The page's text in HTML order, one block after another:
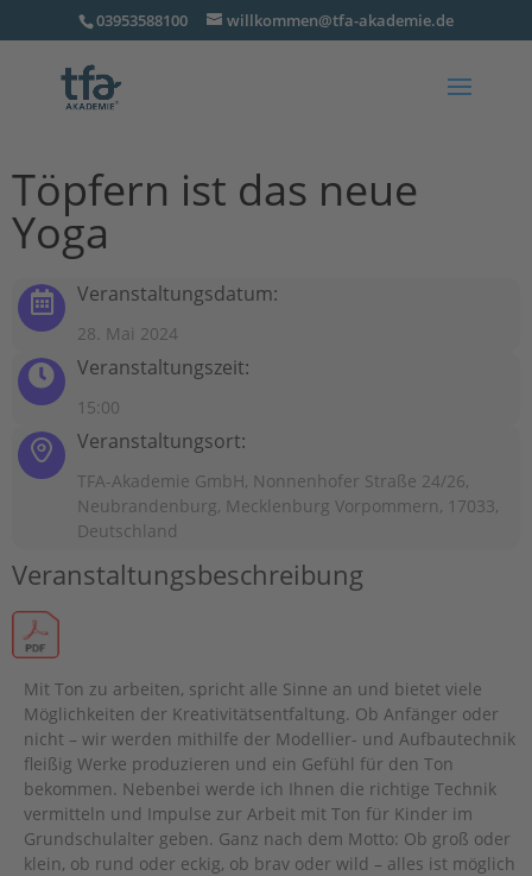
03953588100 willkommen@tfa-akademie.de
Töpfern ist das neue
Yoga
Veranstaltungsdatum:
28. Mai 2024
Veranstaltungszeit:
15:00
Veranstaltungsort:
TFA-Akademie GmbH, Nonnenhofer Straße 24/26,
Neubrandenburg, Mecklenburg Vorpommern, 17033,
Deutschland
Veranstaltungsbeschreibung
Mit Ton zu arbeiten, spricht alle Sinne an und bietet viele
Möglichkeiten der Kreativitätsentfaltung. Ob Anfänger oder
nicht – wir werden mithilfe der Modellier- und Aufbautechnik
fleißig Werke produzieren und ein Gefühl für den Ton
bekommen. Nebenbei werde ich Ihnen die richtige Technik
vermitteln und Impulse zur Arbeit mit Ton für Kinder im
Grundschulalter geben. Ganz nach dem Motto: Ob groß oder
klein, ob rund oder eckig, ob brav oder wild – alles ist möglich